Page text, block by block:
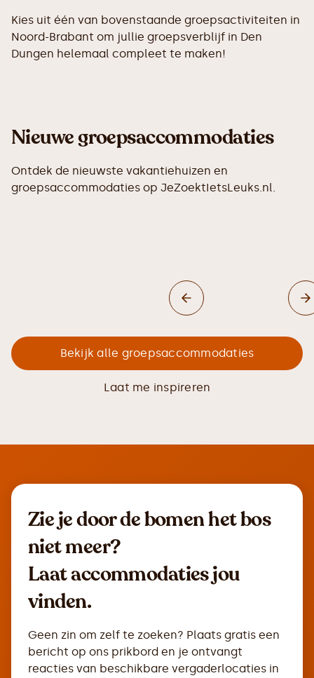
Kies uit één van bovenstaande groepsactiviteiten in
Noord-Brabant om jullie groepsverblijf in Den
Dungen helemaal compleet te maken!
Nieuwe groepsaccommodaties
Ontdek de nieuwste vakantiehuizen en
groepsaccommodaties op JeZoektIetsLeuks.nl.
Bekijk alle groepsaccommodaties
Laat me inspireren
Zie je door de bomen het bos
niet meer?
Laat accommodaties jou
vinden.
Geen zin om zelf te zoeken? Plaats gratis een
bericht op ons prikbord en je ontvangt
reacties van beschikbare vergaderlocaties in